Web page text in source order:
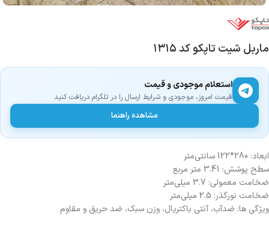
ماربل شیت تاپکو کد ۱۳۱۵
استعلام موجودی و قیمت
قیمت امروز، موجودی و شرایط ارسال را در تلگرام دریافت کنید
مشاهده راهنما
ابعاد: 280*122 سانتی‌متر
سطح پوشش: 3.41 متر مربع
ضخامت معمولی: 3.7 میلی‌متر
ضخامت نورگذر: 2.5 میلی‌متر
ویژگی ها: ضدآب، آنتی باکتریال، وزن سبک، ضد حریق و مقاوم